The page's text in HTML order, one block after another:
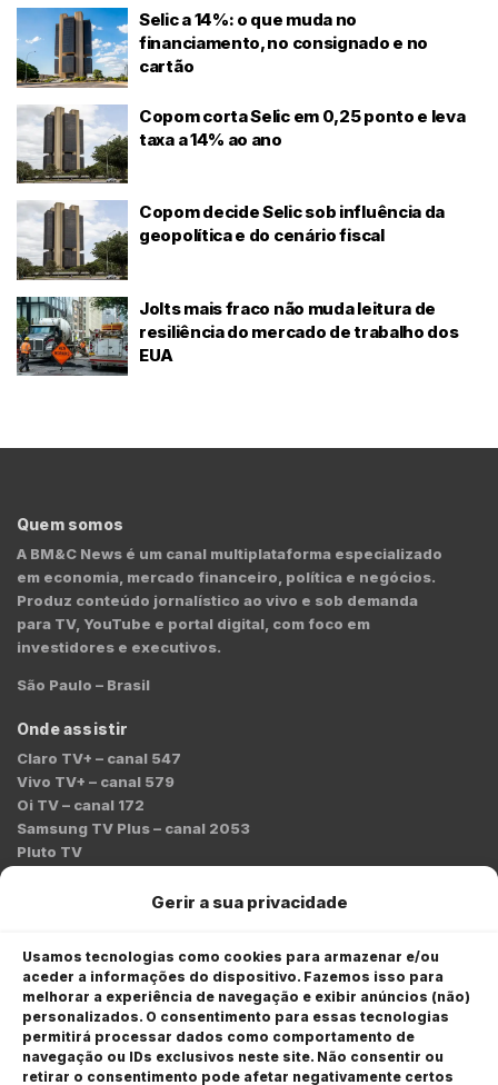
Gerir a sua privacidade
Usamos tecnologias como cookies para armazenar e/ou
aceder a informações do dispositivo. Fazemos isso para
melhorar a experiência de navegação e exibir anúncios (não)
personalizados. O consentimento para essas tecnologias
permitirá processar dados como comportamento de
navegação ou IDs exclusivos neste site. Não consentir ou
retirar o consentimento pode afetar negativamente certos
Selic a 14%: o que muda no
financiamento, no consignado e no
cartão
Copom corta Selic em 0,25 ponto e leva
taxa a 14% ao ano
Copom decide Selic sob influência da
geopolítica e do cenário fiscal
Jolts mais fraco não muda leitura de
resiliência do mercado de trabalho dos
EUA
Quem somos
A BM&C News é um canal multiplataforma especializado
em economia, mercado financeiro, política e negócios.
Produz conteúdo jornalístico ao vivo e sob demanda
para TV, YouTube e portal digital, com foco em
investidores e executivos.
São Paulo – Brasil
Onde assistir
Claro TV+ – canal 547
Vivo TV+ – canal 579
Oi TV – canal 172
Samsung TV Plus – canal 2053
Pluto TV
redacao@bmcnews.com.br
Comercial:
comercial@bmcnews.com.br
Anuncie na BM&C News